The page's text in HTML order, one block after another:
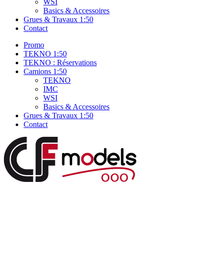
WSI
Basics & Accessoires
Grues & Travaux 1:50
Contact
Promo
TEKNO 1:50
TEKNO : Réservations
Camions 1:50
TEKNO
IMC
WSI
Basics & Accessoires
Grues & Travaux 1:50
Contact